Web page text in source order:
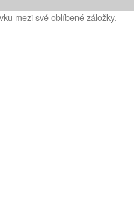
mezi své oblíbené záložky.